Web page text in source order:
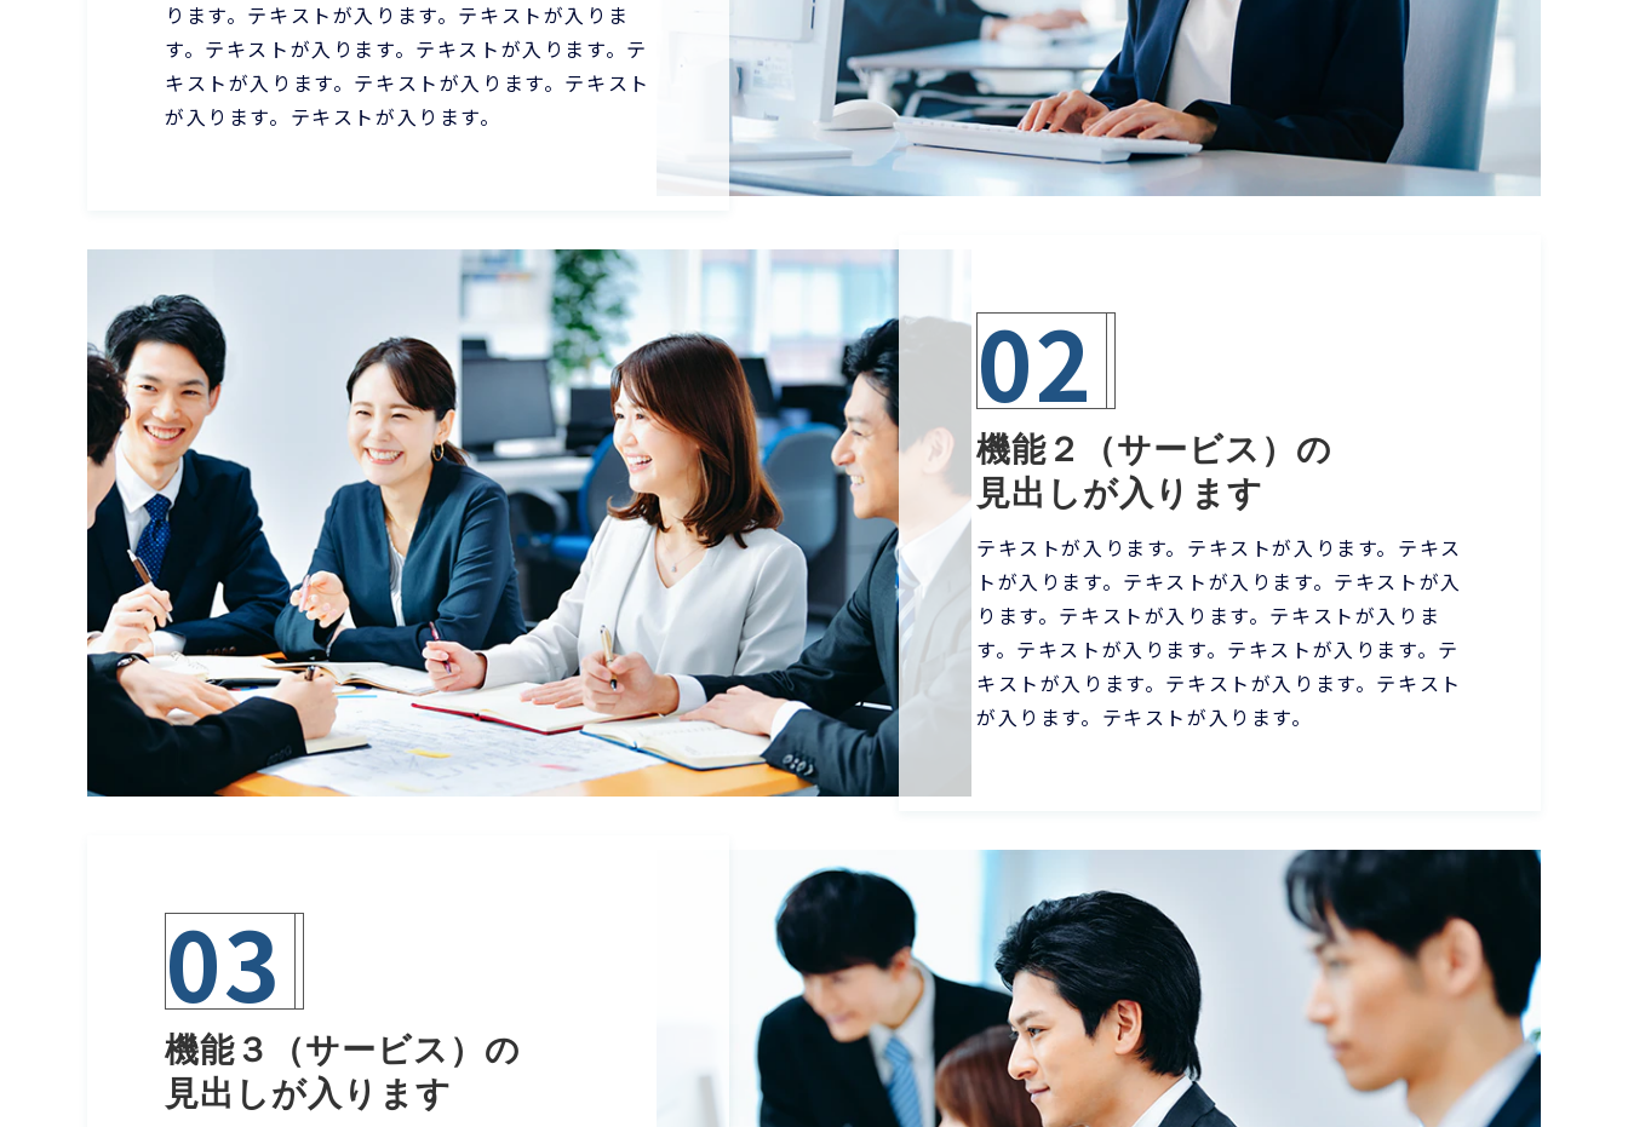
ります。テキストが入ります。テキストが入りま
す。テキストが入ります。テキストが入ります。テ
キストが入ります。テキストが入ります。テキスト
が入ります。テキストが入ります。
02
機能２（サービス）の
見出しが入ります
テキストが入ります。テキストが入ります。テキス
トが入ります。テキストが入ります。テキストが入
ります。テキストが入ります。テキストが入りま
す。テキストが入ります。テキストが入ります。テ
キストが入ります。テキストが入ります。テキスト
が入ります。テキストが入ります。
03
機能３（サービス）の
見出しが入ります